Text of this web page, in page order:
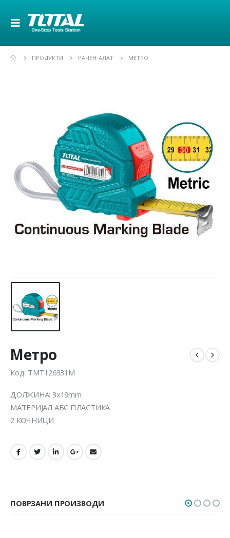
ПРОДУКТИ РАЧЕН АЛАТ МЕТРО
Метро
Код: TMT126331M
ДОЛЖИНА: 3x19mm
МАТЕРИЈАЛ АБС ПЛАСТИКА
2 КОЧНИЦИ
ПОВРЗАНИ ПРОИЗВОДИ